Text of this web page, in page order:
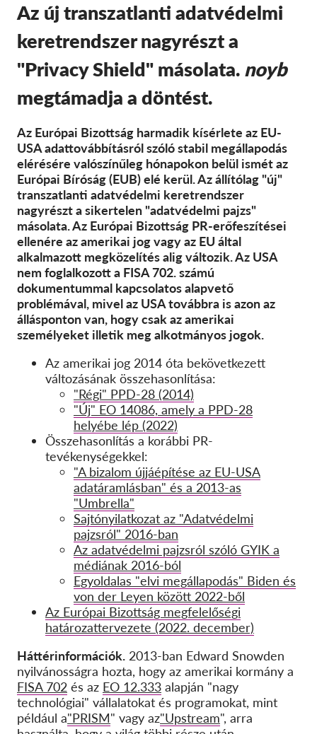
Munkalehetőségek
Collective Redress
SecureDrop
Kapcsolat
GDPRhub
Az új transzatlanti adatvédelmi
keretrendszer nagyrészt a
"Privacy Shield" másolata. noyb
megtámadja a döntést.
Az Európai Bizottság harmadik kísérlete az EU-
USA adattovábbításról szóló stabil megállapodás
elérésére valószínűleg hónapokon belül ismét az
Európai Bíróság (EUB) elé kerül. Az állítólag "új"
transzatlanti adatvédelmi keretrendszer
nagyrészt a sikertelen "adatvédelmi pajzs"
másolata. Az Európai Bizottság PR-erőfeszítései
ellenére az amerikai jog vagy az EU által
alkalmazott megközelítés alig változik. Az USA
nem foglalkozott a FISA 702. számú
dokumentummal kapcsolatos alapvető
problémával, mivel az USA továbbra is azon az
állásponton van, hogy csak az amerikai
személyeket illetik meg alkotmányos jogok.
Az amerikai jog 2014 óta bekövetkezett
változásának összehasonlítása:
"Régi" PPD-28 (2014)
"Új" EO 14086, amely a PPD-28
helyébe lép (2022)
Összehasonlítás a korábbi PR-
tevékenységekkel:
"A bizalom újjáépítése az EU-USA
adatáramlásban" és a 2013-as
"Umbrella"
Sajtónyilatkozat az "Adatvédelmi
pajzsról" 2016-ban
Az adatvédelmi pajzsról szóló GYIK a
médiának 2016-ból
Egyoldalas "elvi megállapodás" Biden és
von der Leyen között 2022-ből
Az Európai Bizottság megfelelőségi
határozattervezete (2022. december)
Háttérinformációk. 2013-ban Edward Snowden
nyilvánosságra hozta, hogy az amerikai kormány a
FISA 702 és az EO 12.333 alapján "nagy
technológiai" vállalatokat és programokat, mint
például a"PRISM" vagy az"Upstream", arra